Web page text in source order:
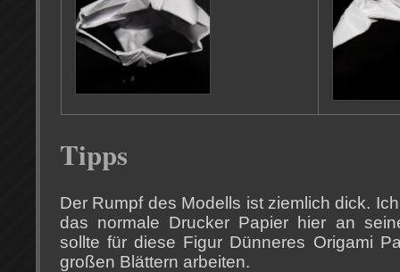
Tipps
Der Rumpf des Modells ist ziemlich dick.
das normale Drucker Papier hier an
sollte für diese Figur Dünneres Origami
großen Blättern arbeiten.